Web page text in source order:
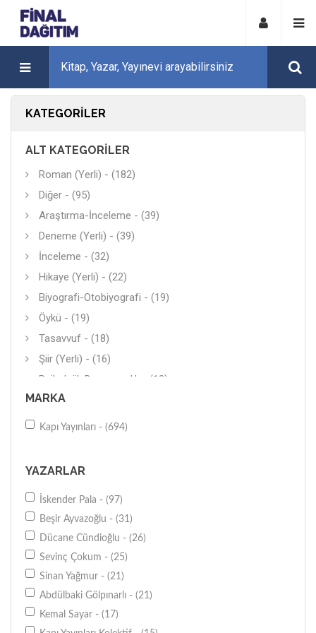
KATEGORILER
ALT KATEGORILER
Roman (Yerli) - (182)
Diğer - (95)
Araştırma-İnceleme - (39)
Deneme (Yerli) - (39)
İnceleme - (32)
Hikaye (Yerli) - (22)
Biyografi-Otobiyografi - (19)
Öykü - (19)
Tasavvuf - (18)
Şiir (Yerli) - (16)
Psikolojik Danışmanlık - (13)
Genel - (12)
Tiyatro - (11)
Genel - (8)
Anlatı - (8)
Araştırma-İnceleme - (8)
Araştırma-İnceleme - (6)
Tarihi Roman - (5)
Dini Hikayeler-Menkıbeler - (5)
MARKA
Kapı Yayınları - (694)
YAZARLAR
İskender Pala - (97)
Beşir Ayvazoğlu - (31)
Dücane Cündioğlu - (26)
Sevinç Çokum - (25)
Sinan Yağmur - (21)
Abdülbaki Gölpınarlı - (21)
Kemal Sayar - (17)